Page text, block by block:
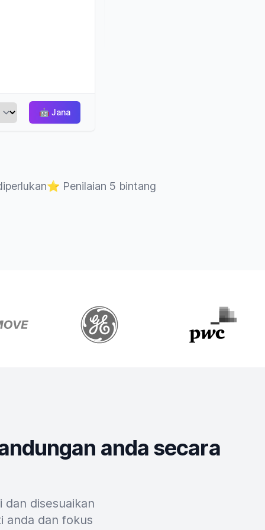
🤖 Jana
⭐ Penilaian 5 bintang
anda secara
disesuaikan
anda dan fokus